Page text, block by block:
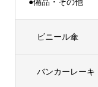
ビニール傘
バンカーレーキ